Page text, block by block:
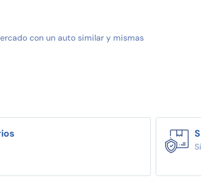
con un auto similar y mismas
Si